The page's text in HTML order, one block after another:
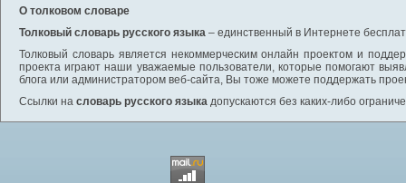
О толковом словаре
Толковый словарь русского языка – единственный в Интернете
Толковый словарь является некоммерческим онлайн проектом и
проекта играют наши уважаемые пользователи, которые помогают
блога или администратором веб-сайта, Вы тоже можете поддержать
Ссылки на словарь русского языка допускаются без каких-либо